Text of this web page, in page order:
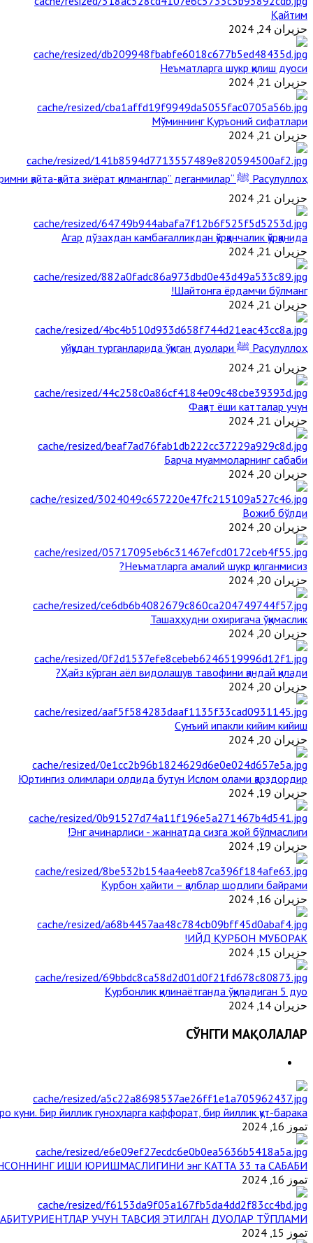
Қайтим
حزيران 24, 2024
Неъматларга шукр қилиш дуоси
حزيران 21, 2024
Мўминнинг Қуръоний сифатлари
حزيران 21, 2024
Расулуллоҳ ﷺ “Қабримни қайта-қайта зиёрат қилманглар” деганмилар?
حزيران 21, 2024
Агар дўзахдан камбағалликдан қўрққанчалик қўрққанида
حزيران 21, 2024
Шайтонга ёрдамчи бўлманг!
حزيران 21, 2024
Расулуллоҳ ﷺ уйқудан турганларида ўқиган дуолари
حزيران 21, 2024
Фақат ёши катталар учун
حزيران 21, 2024
Барча муаммоларнинг сабаби
حزيران 20, 2024
Вожиб бўлди
حزيران 20, 2024
Неъматларга амалий шукр қилганмисиз?
حزيران 20, 2024
Ташаҳҳудни охиригача ўқимаслик
حزيران 20, 2024
Ҳайз кўрган аёл видолашув тавофини қандай қилади?
حزيران 20, 2024
Сунъий ипакли кийим кийиш
حزيران 20, 2024
Юртингиз олимлари олдида бутун Ислом олами қарздордир
حزيران 19, 2024
Энг ачинарлиси - жаннатда сизга жой бўлмаслиги!
حزيران 19, 2024
Қурбон ҳайити – қалблар шодлиги байрами
حزيران 16, 2024
ИЙД ҚУРБОН МУБОРАК!
حزيران 15, 2024
Қурбонлик қилинаётганда ўқиладиган 5 дуо
حزيران 14, 2024
СЎНГГИ МАҚОЛАЛАР
куни. Бир йиллик гуноҳларга каффорат, бир йиллик қут-барака
تموز 16, 2024
ИШИ ЮРИШМАСЛИГИНИ энг КАТТА 33 та САБАБИ
تموز 16, 2024
АБИТУРИЕНТЛАР УЧУН ТАВСИЯ ЭТИЛГАН ДУОЛАР ТЎПЛАМИ
تموز 15, 2024